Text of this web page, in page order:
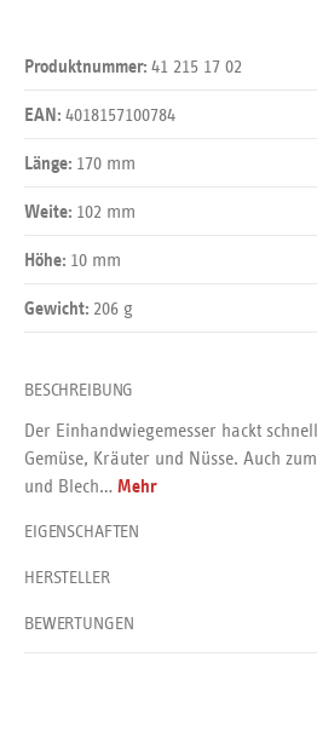
Produktnummer: 41 215 17 02
EAN: 4018157100784
Länge: 170 mm
Weite: 102 mm
Höhe: 10 mm
Gewicht: 206 g
BESCHREIBUNG
Der Einhandwiegemesser hackt
Gemüse, Kräuter und Nüsse. Auch
und Blech… Mehr
EIGENSCHAFTEN
HERSTELLER
BEWERTUNGEN